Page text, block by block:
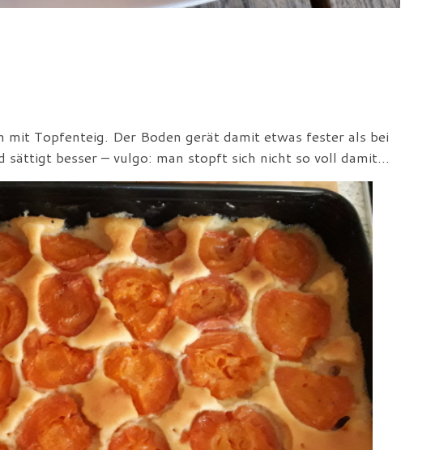
mit Topfenteig. Der Boden gerät damit etwas fester als bei
sättigt besser – vulgo: man stopft sich nicht so voll damit…